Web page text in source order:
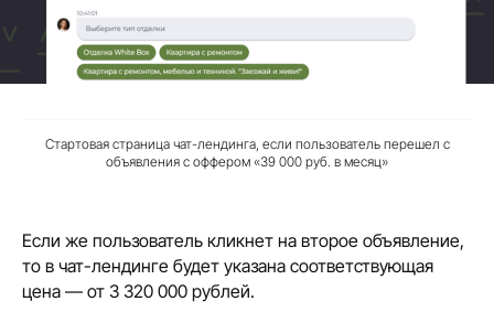
Стартовая страница чат-лендинга, если пользователь перешел с
объявления с оффером «39 000 руб. в месяц»
Если же пользователь кликнет на второе объявление,
то в чат-лендинге будет указана соответствующая
цена — от 3 320 000 рублей.